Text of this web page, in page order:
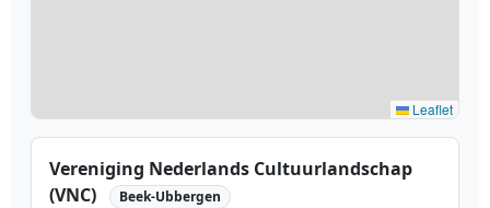
Leaflet
Vereniging Nederlands Cultuurlandschap
(VNC)
Beek-Ubbergen